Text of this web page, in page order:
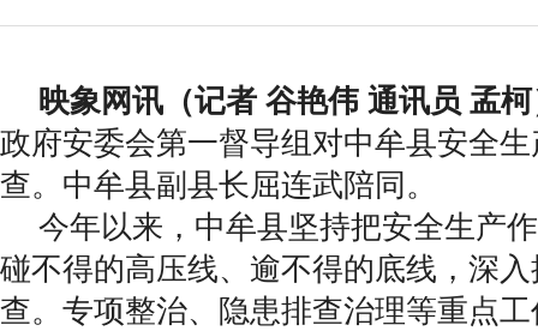
映象网讯（记者 谷艳伟 通讯员 孟柯
政府安委会第一督导组对中牟县安全
查。中牟县副县长屈连武陪同。
今年以来，中牟县坚持把安全生产
碰不得的高压线、逾不得的底线，深
查。专项整治、隐患排查治理等重点